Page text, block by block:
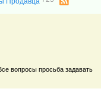
вопросы просьба задавать